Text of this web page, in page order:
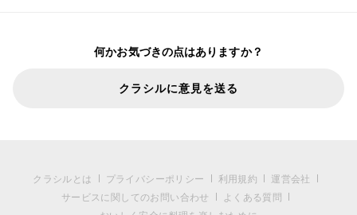
何かお気づきの点はありますか？
クラシルに意見を送る
クラシルとは プライバシーポリシー 利用規約
運営会社
サービスに関してのお問い合わせ
よくある質問